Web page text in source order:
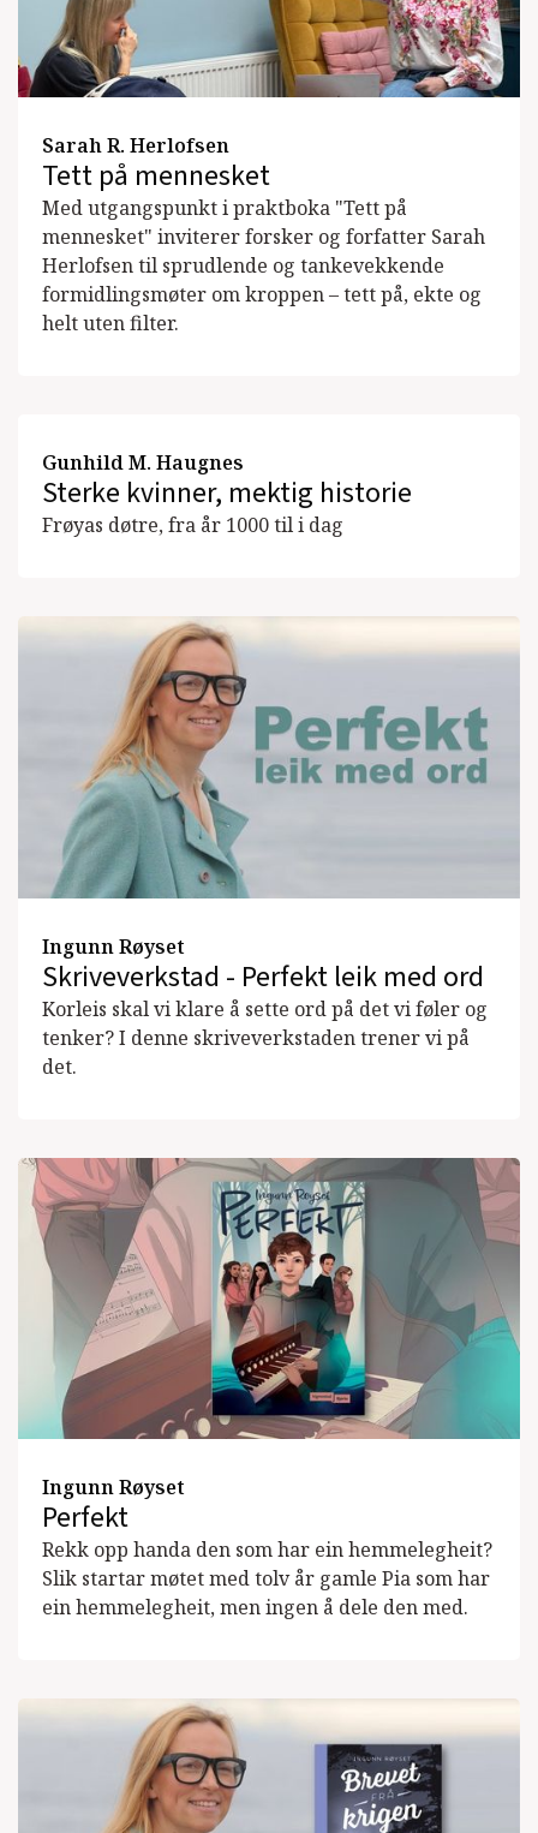
Sarah R. Herlofsen
Tett på mennesket
Med utgangspunkt i praktboka "Tett på
mennesket" inviterer forsker og forfatter Sarah
Herlofsen til sprudlende og tankevekkende
formidlingsmøter om kroppen – tett på, ekte og
helt uten filter.
Gunhild M. Haugnes
Sterke kvinner, mektig historie
Frøyas døtre, fra år 1000 til i dag
Ingunn Røyset
Skriveverkstad - Perfekt leik med ord
Korleis skal vi klare å sette ord på det vi føler og
tenker? I denne skriveverkstaden trener vi på
det.
Ingunn Røyset
Perfekt
Rekk opp handa den som har ein hemmelegheit?
Slik startar møtet med tolv år gamle Pia som har
ein hemmelegheit, men ingen å dele den med.